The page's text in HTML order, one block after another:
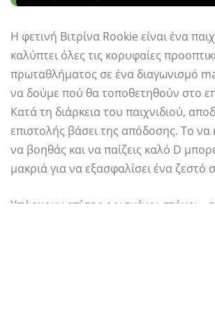
Η φετινή Βιτρίνα Rookie είναι ένα
καλύπτει όλες τις κορυφαίες
πρωταθλήματος σε ένα διαγωνισμό
να δούμε πού θα τοποθετηθούν στο
Κατά τη διάρκεια του παιχνιδιού,
επιστολής βάσει της απόδοσης. Το να
να βοηθάς και να παίζεις καλό D
μακριά για να εξασφαλίσει ένα ζεστό
Υπάρχουν επίσης ορισμένοι στόχοι -